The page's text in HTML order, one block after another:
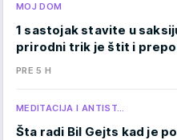
MOJ DOM
1 sastojak stavite u
prirodni trik je štit i
PRE 5 H
MEDITACIJA I ANTIST…
Šta radi Bil Gejts kad je